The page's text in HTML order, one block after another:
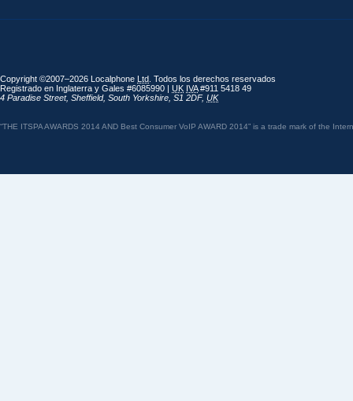
Copyright ©2007–2026 Localphone Ltd . Todos los derechos reservados
Registrado en Inglaterra y Gales #6085990 | UK IVA#911 5418 49
4 Paradise Street, Sheffield, South Yorkshire S1 2DF, UK
“THE ITSPA AWARDS 2014 AND Best Consumer VoIP AWARD 2014” is a trade mark of the